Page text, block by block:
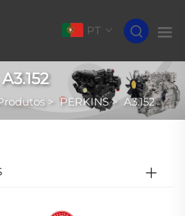
PT
A3.152
>PERKINS>A3.152